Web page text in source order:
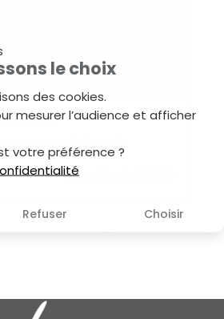
le choix
des cookies.
mesurer l’audience et afficher
votre préférence ?
Refuser Choisir
Dame de la Paix
à partir de